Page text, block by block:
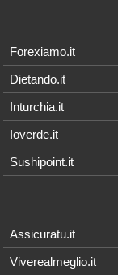
Forexiamo.it
Dietando.it
Inturchia.it
Ioverde.it
Sushipoint.it
Assicuratu.it
Viverealmeglio.it